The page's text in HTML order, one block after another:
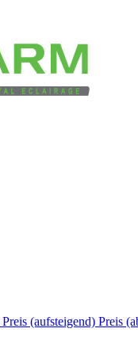
Preis (aufsteigend) Preis